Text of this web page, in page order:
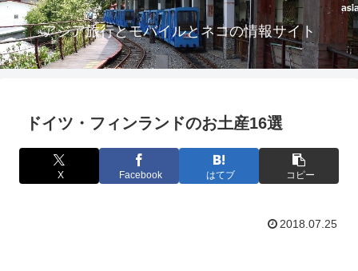
アジア旅行とモバイルとネコの情報サイト
ドイツ・フィンランドのお土産16選
X Facebook はてブ コピー
2018.07.25